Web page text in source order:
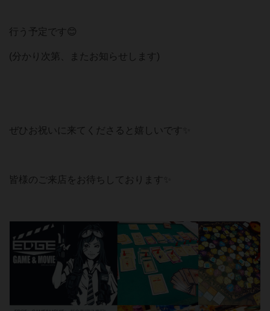
行う予定です😊
(分かり次第、またお知らせします)
ぜひお祝いに来てくださると嬉しいです✨
皆様のご来店をお待ちしております✨